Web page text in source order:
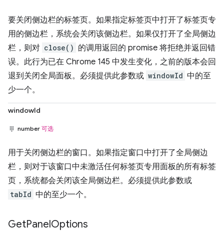
要关闭侧边栏的标签页。如果指定标签页中打开了标签页专
用的侧边栏，系统会关闭该侧边栏。如果仅打开了全局侧边
栏，则对 close() 的调用返回的 promise 将拒绝并返回错
误。此行为已在 Chrome 145 中发生变化，之前的版本会回
退到关闭全局面板。必须提供此参数或 windowId 中的至
少一个。
windowId
number 可选
用于关闭侧边栏的窗口。如果指定窗口中打开了全局侧边
栏，则对于该窗口中未激活任何标签页专用面板的所有标签
页，系统都会关闭该全局侧边栏。必须提供此参数或
tabId 中的至少一个。
GetPanelOptions